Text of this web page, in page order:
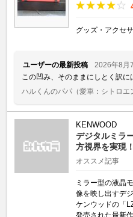
グッズ・アクセ
ユーザーの最新投稿
2026年8月
この凹み、そのままにしとく訳
ハルくんのパパ （愛車：シトロエ
KENWOOD
デジタルミラ
方視界を実現！
オススメ記事
ミラー型の液晶
像を映し出すデ
ケンウッドの「
発売された最新作